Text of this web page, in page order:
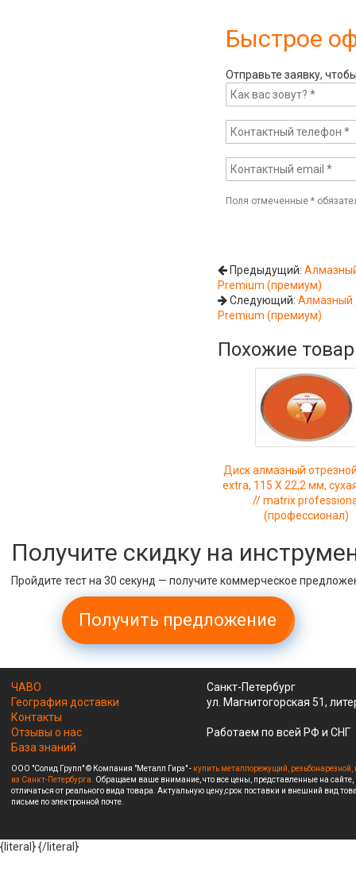
Быстрое
Отправьте заявку,
Поля отмеченные*
Предыдущий:
Premium (премиум)
Следующий:Алмазный
Premium (премиум)
Похожие
Диск алмазный
extra, 115 Х 22,2 мм,
// matrix
(профессионал)
Получите скидку на
Пройдите тест на 30 секунд — получите коммерческое
Получить предложение
ЧАВО
География доставки
Контакты
Отзывы о нас
База знаний
Санкт-Петербург
ул. Магнитогорская 51,
Работаем по всей РФ и СНГ
ООО "Солид Групп" © Компания "Металл Гирз" - купить металлорежущий,
из Санкт-Петербурга. Обращаем ваше внимание, что все цены, представленные на
отличаться от реального вида товара. Актуальную цену,срок поставки и внешний вид
письме по электронной почте.
{literal}{/literal}